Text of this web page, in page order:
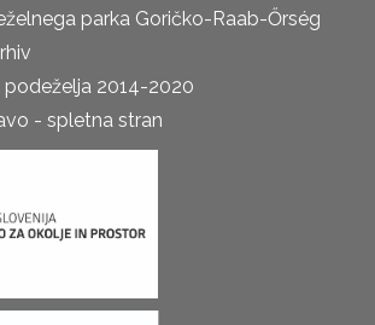
parka Goričko-Raab-Őrség
2014-2020
- spletna stran